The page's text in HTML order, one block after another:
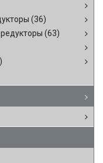
(36)
(63)